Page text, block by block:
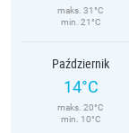
maks. 31°C
min. 21°C
Październik
14°C
maks. 20°C
min. 10°C